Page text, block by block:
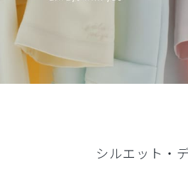
シルエット・